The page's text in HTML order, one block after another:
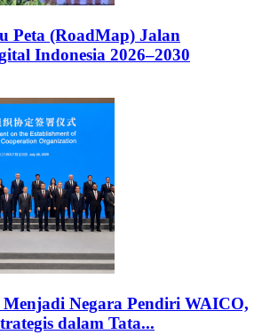
Peta (RoadMap) Jalan
Indonesia 2026–2030
Menjadi Negara Pendiri WAICO,
dalam Tata...